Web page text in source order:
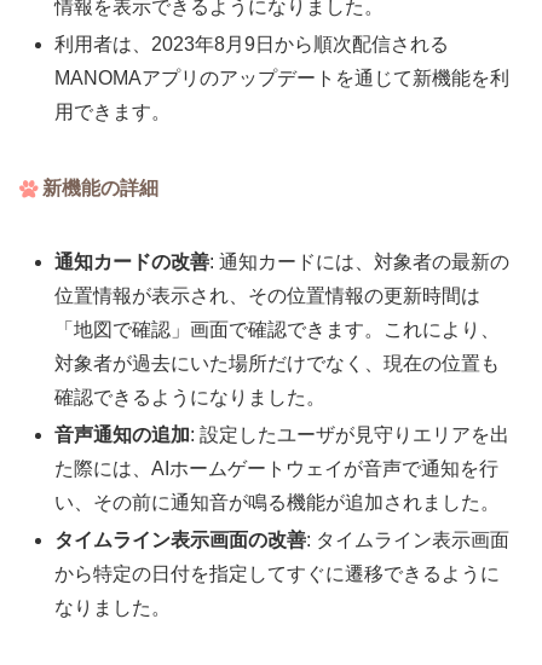
情報を表示できるようになりました。
利用者は、2023年8月9日から順次配信される
MANOMAアプリのアップデートを通じて新機能を利
用できます。
新機能の詳細
通知カードの改善: 通知カードには、対象者の最新の
位置情報が表示され、その位置情報の更新時間は
「地図で確認」画面で確認できます。これにより、
対象者が過去にいた場所だけでなく、現在の位置も
確認できるようになりました。
音声通知の追加: 設定したユーザが見守りエリアを出
た際には、AIホームゲートウェイが音声で通知を行
い、その前に通知音が鳴る機能が追加されました。
タイムライン表示画面の改善: タイムライン表示画面
から特定の日付を指定してすぐに遷移できるように
なりました。